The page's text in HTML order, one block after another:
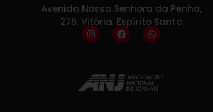
Avenida Nossa Senhora da Penha,
275, Vitória, Espírito Santo